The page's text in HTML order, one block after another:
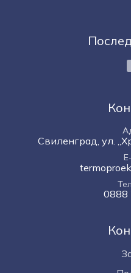
Свиленград, ул.
0888